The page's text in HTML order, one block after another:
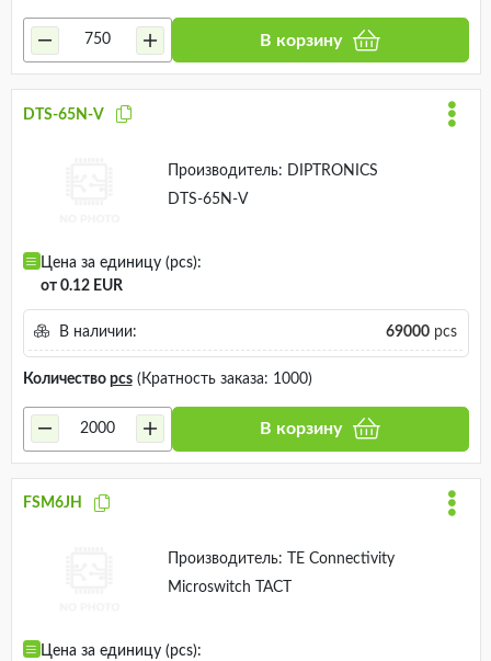
В корзину
DTS-65N-V
Производитель:
DIPTRONICS
DTS-65N-V
Цена за единицу (pcs):
от 0.12 EUR
В наличии: 69000pcs
Количество pcs(Кратность заказа: 1000)
В корзину
FSM6JH
Производитель:
TE Connectivity
Microswitch TACT
Цена за единицу (pcs):